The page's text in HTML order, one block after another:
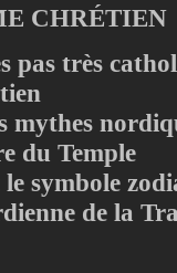
CHRÉTIEN
pas très
mythes
du Temple
symbole
de la